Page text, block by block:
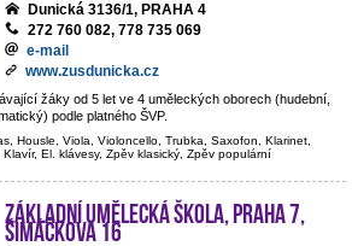
Dunická 3136/1, PRAHA 4
272 760 082, 778 735 069
e-mail
www.zusdunicka.cz
žáky od 5 let ve 4 uměleckých oborech (hudební,
podle platného ŠVP.
Housle, Viola, Violoncello, Trubka, Saxofon, Klarinet,
El. klávesy, Zpěv klasický, Zpěv populární
Základní umělecká škola, Praha 7,
Šimáčkova 16